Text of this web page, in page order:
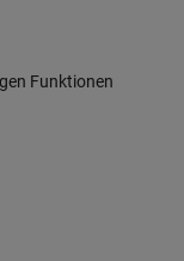
Funktionen